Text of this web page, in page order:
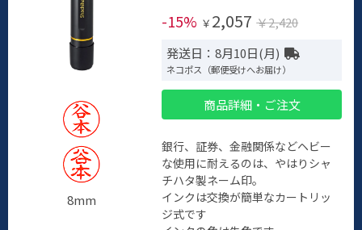
8mm
-15% ￥ 2,057 ￥2,420
発送日：8月10日(月)
ネコポス（郵便受けへお届け）
商品詳細・ご注文
銀行、証券、金融関係などヘビー
な使用に耐えるのは、やはりシャ
チハタ製ネーム印。
インクは交換が簡単なカートリッ
ジ式です